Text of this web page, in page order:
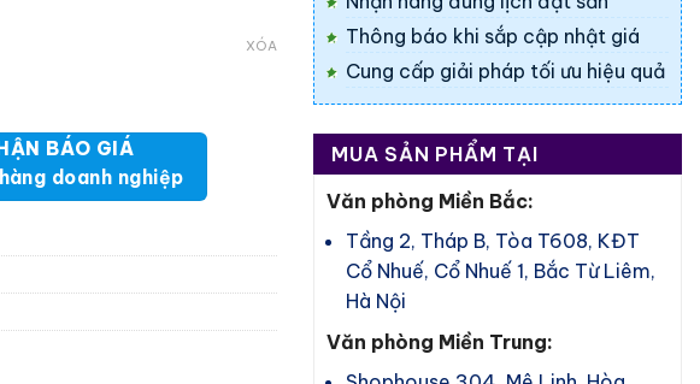
XÓA
BÁO GIÁ
doanh nghiệp
Thông báo khi sắp cập nhật giá
Cung cấp giải pháp tối ưu hiệu quả
MUA SẢN PHẨM TẠI
Văn phòng Miền Bắc:
Tầng 2, Tháp B, Tòa T608, KĐT
Cổ Nhuế, Cổ Nhuế 1, Bắc Từ Liêm,
Hà Nội
Văn phòng Miền Trung: